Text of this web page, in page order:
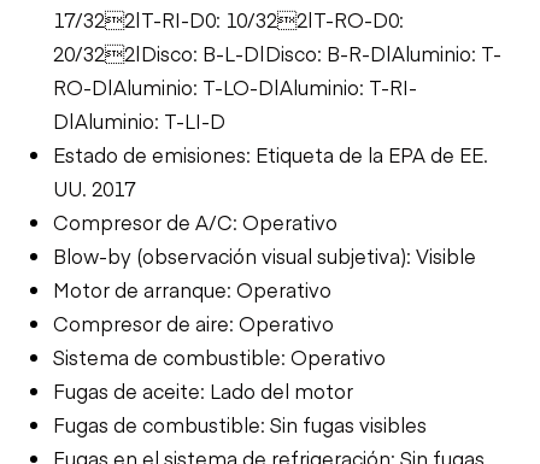
17/322|T-RI-D0: 10/322|T-RO-D0:
20/322|Disco: B-L-D|Disco: B-R-D|Aluminio: T-
RO-D|Aluminio: T-LO-D|Aluminio: T-RI-
D|Aluminio: T-LI-D
Estado de emisiones: Etiqueta de la EPA de EE.
UU. 2017
Compresor de A/C: Operativo
Blow-by (observación visual subjetiva): Visible
Motor de arranque: Operativo
Compresor de aire: Operativo
Sistema de combustible: Operativo
Fugas de aceite: Lado del motor
Fugas de combustible: Sin fugas visibles
Fugas en el sistema de refrigeración: Sin fugas